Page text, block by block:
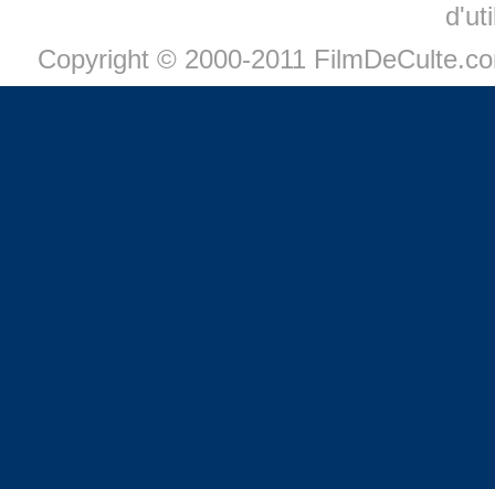
Copyright © 2000-2011